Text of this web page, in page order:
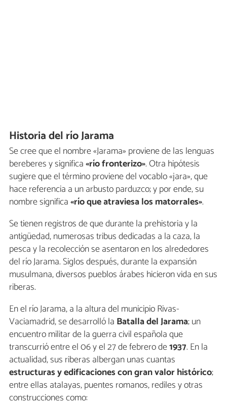
Historia del río Jarama
Se cree que el nombre «Jarama» proviene de las lenguas
bereberes y significa«río fronterizo». Otra hipótesis
sugiere que el término proviene del vocablo «jara», que
hace referencia a un arbusto parduzco; y por ende, su
nombre significa«río que atraviesa los matorrales».
Se tienen registros de que durante la prehistoria y la
antigüedad, numerosas tribus dedicadas a la caza, la
pesca y la recolección se asentaron en los alrededores
del río Jarama. Siglos después, durante la expansión
musulmana, diversos pueblos árabes hicieron vida en sus
riberas.
En el río Jarama, a la altura del municipio Rivas-
Vaciamadrid, se desarrolló la Batalla del Jarama; un
encuentro militar de la guerra civil española que
transcurrió entre el 06 y el 27 de febrero de1937. En la
actualidad, sus riberas albergan unas cuantas
estructuras y edificaciones con gran valor histórico;
entre ellas atalayas, puentes romanos, rediles y otras
construcciones como: